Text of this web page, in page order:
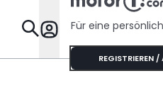
Für eine
REGISTRIEREN /